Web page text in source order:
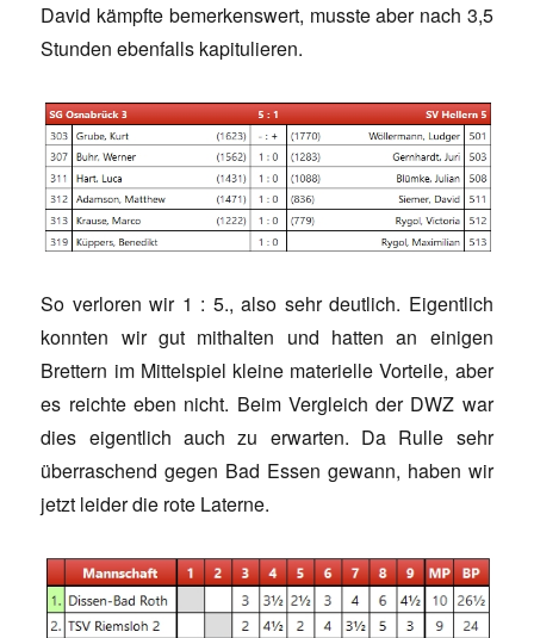
David kämpfte bemerkenswert, musste aber nach 3,5
Stunden ebenfalls kapitulieren.
So verloren wir 1 : 5., also sehr deutlich. Eigentlich
konnten wir gut mithalten und hatten an einigen
Brettern im Mittelspiel kleine materielle Vorteile, aber
es reichte eben nicht. Beim Vergleich der DWZ war
dies eigentlich auch zu erwarten. Da Rulle sehr
überraschend gegen Bad Essen gewann, haben wir
jetzt leider die rote Laterne.